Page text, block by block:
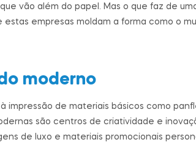
vão além do papel. Mas o que faz de
empresas moldam a forma como o
moderno
impressão de materiais básicos como
são centros de criatividade e
de luxo e materiais promocionais